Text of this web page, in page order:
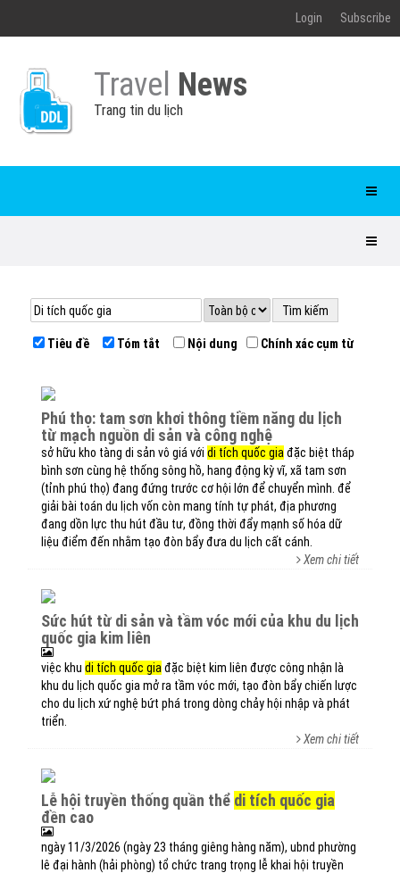
Login Subscribe
Travel News
Trang tin du lịch
Tiêu đề Tóm tắt Nội dung Chính xác cụm từ
phú thọ: tam sơn khơi thông tiềm năng du lịch
từ mạch nguồn di sản và công nghệ
sở hữu kho tàng di sản vô giá với di tích quốc gia đặc biệt tháp
bình sơn cùng hệ thống sông hồ, hang động kỳ vĩ, xã tam sơn
(tỉnh phú thọ) đang đứng trước cơ hội lớn để chuyển mình. để
giải bài toán du lịch vốn còn mang tính tự phát, địa phương
đang dồn lực thu hút đầu tư, đồng thời đẩy mạnh số hóa dữ
liệu điểm đến nhằm tạo đòn bẩy đưa du lịch cất cánh.
Xem chi tiết
sức hút từ di sản và tầm vóc mới của khu du lịch
quốc gia kim liên
việc khu di tích quốc gia đặc biệt kim liên được công nhận là
khu du lịch quốc gia mở ra tầm vóc mới, tạo đòn bẩy chiến lược
cho du lịch xứ nghệ bứt phá trong dòng chảy hội nhập và phát
triển.
Xem chi tiết
lễ hội truyền thống quần thể di tích quốc gia
đền cao
ngày 11/3/2026 (ngày 23 tháng giêng hàng năm), ubnd phường
lê đại hành (hải phòng) tổ chức trang trọng lễ khai hội truyền